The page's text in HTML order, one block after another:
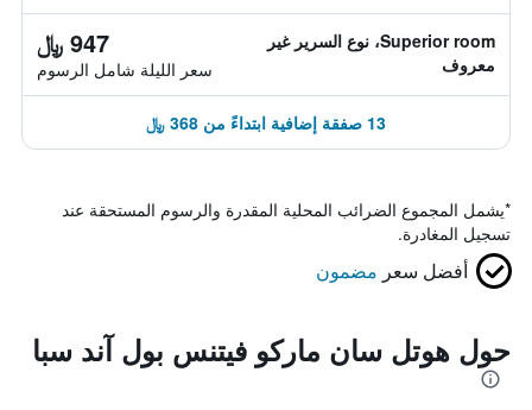
Superior room، نوع السرير غير
معروف
947 ﷼
سعر الليلة شامل الرسوم
13 صفقة إضافية ابتداءً من 368 ﷼
*يشمل المجموع الضرائب المحلية المقدرة والرسوم المستحقة عند
تسجيل المغادرة.
أفضل سعر مضمون
حول هوتل سان ماركو فيتنس بول آند سبا